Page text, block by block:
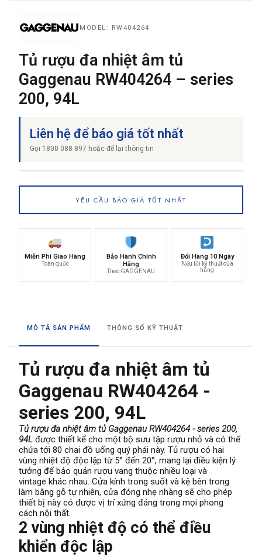
NỘI DUNG YÊU CẦU
MODEL: RW404264
Tủ rượu đa nhiệt âm tủ
Gaggenau RW404264 – series
200, 94L
Liên hệ để báo giá tốt nhất
Gọi 1800 088 897 hoặc để lại thông tin
YÊU CẦU BÁO GIÁ TỐT NHẤT
Miễn Phí Giao Hàng
Toàn quốc
Bảo Hành Chính
Hãng
Theo GAGGENAU
Đổi Hàng 10 Ngày
Nếu lỗi kỹ thuật của
hãng
MÔ TẢ SẢN PHẨM THÔNG SỐ KỸ THUẬT
Tủ rượu đa nhiệt âm tủ
Gaggenau RW404264 -
series 200, 94L
Tủ rượu đa nhiệt âm tủ Gaggenau RW404264 - series 200,
94L được thiết kế cho một bộ sưu tập rượu nhỏ và có thể
chứa tới 80 chai đồ uống quý phái này. Tủ rượu có hai
vùng nhiệt độ độc lập từ 5° đến 20°, mang lại điều kiện lý
tưởng để bảo quản rượu vang thuộc nhiều loại và
vintage khác nhau. Cửa kính trong suốt và kệ bên trong
làm bằng gỗ tự nhiên, cửa đóng nhẹ nhàng sẽ cho phép
thiết bị này có được vị trí xứng đáng trong mọi phong
cách nội thất.
2 vùng nhiệt độ có thể điều
khiển độc lập